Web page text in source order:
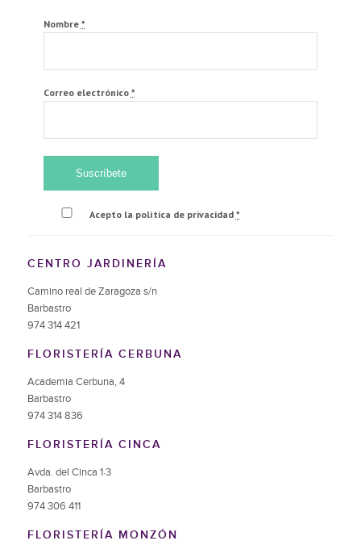
Nombre *
Correo electrónico *
Acepto la política de privacidad *
CENTRO JARDINERÍA
Camino real de Zaragoza s/n
Barbastro
974 314 421
FLORISTERÍA CERBUNA
Academia Cerbuna, 4
Barbastro
974 314 836
FLORISTERÍA CINCA
Avda. del Cinca 1·3
Barbastro
974 306 411
FLORISTERÍA MONZÓN